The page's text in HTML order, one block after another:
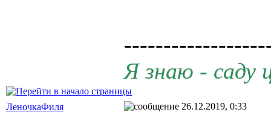
Я знаю - саду
ЛеночкаФиля 26.12.2019, 0:33